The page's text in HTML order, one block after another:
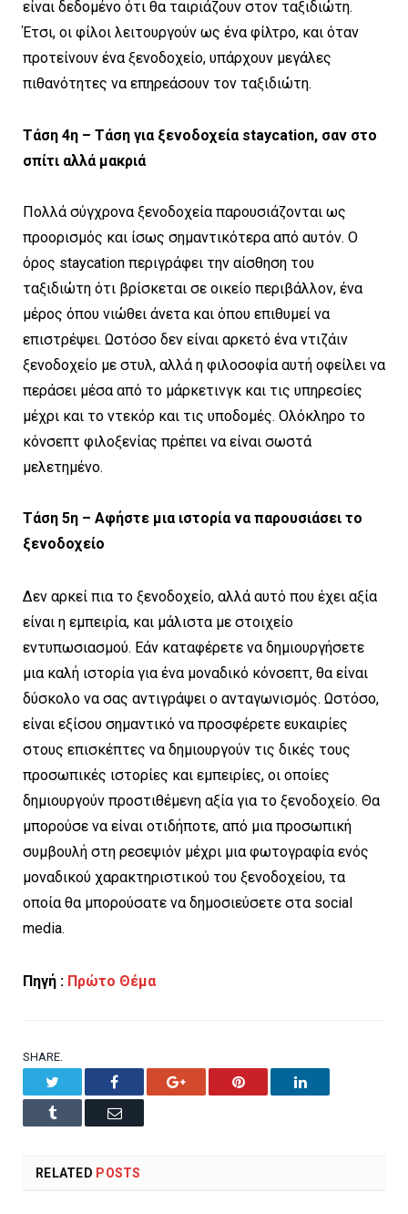
είναι δεδομένο ότι θα ταιριάζουν στον ταξιδιώτη.
Έτσι, οι φίλοι λειτουργούν ως ένα φίλτρο, και όταν
προτείνουν ένα ξενοδοχείο, υπάρχουν μεγάλες
πιθανότητες να επηρεάσουν τον ταξιδιώτη.
Τάση 4η – Τάση για ξενοδοχεία staycation, σαν στο
σπίτι αλλά μακριά
Πολλά σύγχρονα ξενοδοχεία παρουσιάζονται ως
προορισμός και ίσως σημαντικότερα από αυτόν. Ο
όρος staycation περιγράφει την αίσθηση του
ταξιδιώτη ότι βρίσκεται σε οικείο περιβάλλον, ένα
μέρος όπου νιώθει άνετα και όπου επιθυμεί να
επιστρέψει. Ωστόσο δεν είναι αρκετό ένα ντιζάιν
ξενοδοχείο με στυλ, αλλά η φιλοσοφία αυτή οφείλει να
περάσει μέσα από το μάρκετινγκ και τις υπηρεσίες
μέχρι και το ντεκόρ και τις υποδομές. Ολόκληρο το
κόνσεπτ φιλοξενίας πρέπει να είναι σωστά
μελετημένο.
Τάση 5η – Αφήστε μια ιστορία να παρουσιάσει το
ξενοδοχείο
Δεν αρκεί πια το ξενοδοχείο, αλλά αυτό που έχει αξία
είναι η εμπειρία, και μάλιστα με στοιχείο
εντυπωσιασμού. Εάν καταφέρετε να δημιουργήσετε
μια καλή ιστορία για ένα μοναδικό κόνσεπτ, θα είναι
δύσκολο να σας αντιγράψει ο ανταγωνισμός. Ωστόσο,
είναι εξίσου σημαντικό να προσφέρετε ευκαιρίες
στους επισκέπτες να δημιουργούν τις δικές τους
προσωπικές ιστορίες και εμπειρίες, οι οποίες
δημιουργούν προστιθέμενη αξία για το ξενοδοχείο. Θα
μπορούσε να είναι οτιδήποτε, από μια προσωπική
συμβουλή στη ρεσεψιόν μέχρι μια φωτογραφία ενός
μοναδικού χαρακτηριστικού του ξενοδοχείου, τα
οποία θα μπορούσατε να δημοσιεύσετε στα social
media.
Πηγή : Πρώτο Θέμα
SHARE.
Facebook Google+ Pinterest LinkedIn
Tumblr Email
RELATED POSTS